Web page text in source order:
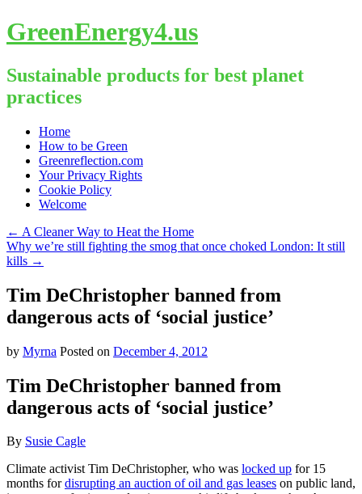
GreenEnergy4.us
Sustainable products for best planet
practices
Skip
content
Home
How to be Green
Greenreflection.com
Your Privacy Rights
Cookie Policy
Welcome
← A Cleaner Way to Heat the Home
Why we’re still fighting the smog that once choked London: It still
kills →
Tim DeChristopher banned from
dangerous acts of ‘social justice’
by Myrna Posted on December 4, 2012
Tim DeChristopher banned from
dangerous acts of ‘social justice’
By Susie Cagle
Climate activist Tim DeChristopher, who was locked up for 15
months fordisrupting an auction of oil and gas leases on public land,